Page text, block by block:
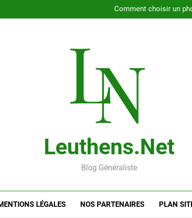
Comment choisir un
Leuthens.net
Blog Généraliste
LÉGALES NOS PARTENAIRES PLAN